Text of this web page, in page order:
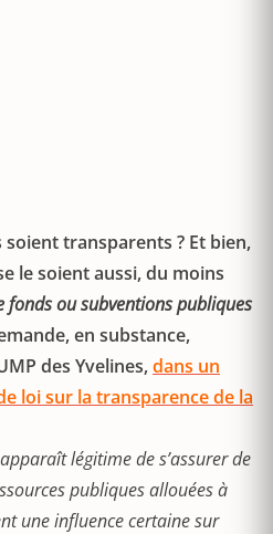
transparents ? Et bien,
le soient aussi, du moins
fonds ou subventions publiques
en substance,
des Yvelines,dans un
loi sur la transparence de la
légitime de s’assurer de
publiques allouées à
une influence certaine sur